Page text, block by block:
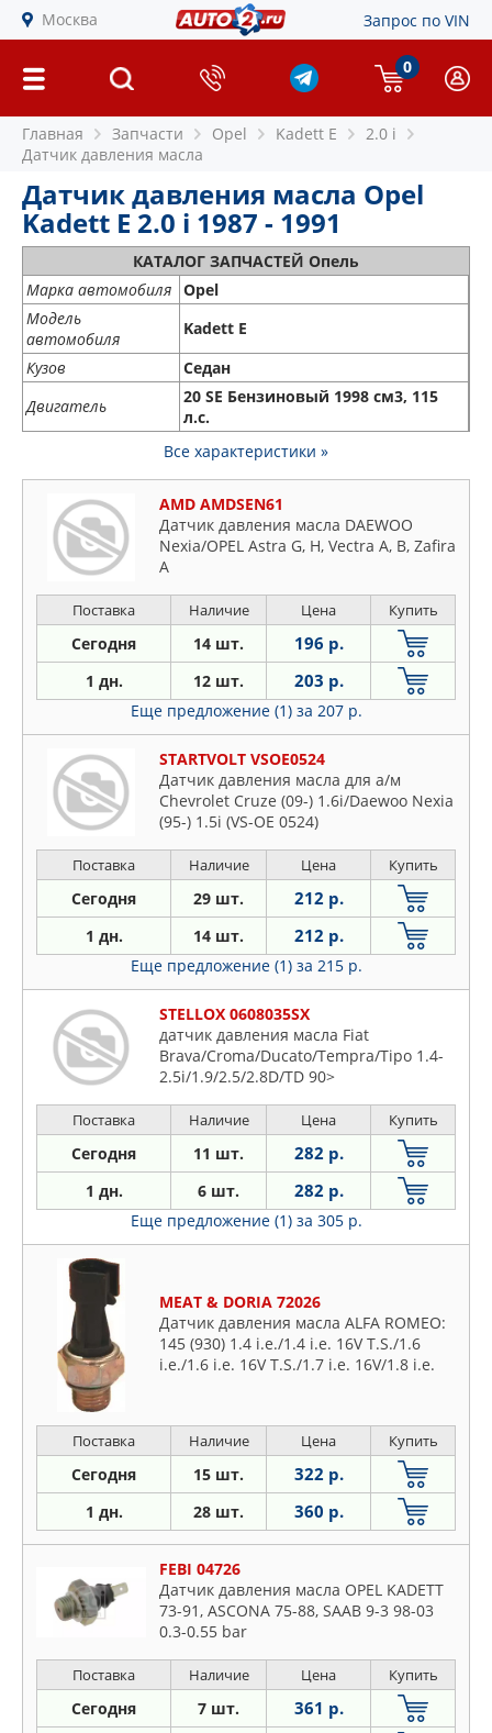
Москва Запрос по VIN
0
Главная Запчасти Opel Kadett E
2.0 i
Датчик давления масла
Датчик давления масла Opel
Kadett E 2.0 i 1987 - 1991
КАТАЛОГ ЗАПЧАСТЕЙ Опель
Марка автомобиля Opel
Модель
автомобиля
Kadett E
Кузов
Седан
Двигатель
20 SE Бензиновый 1998 см3, 115
л.с.
Все характеристики »
AMD AMDSEN61
Датчик давления масла DAEWOO
Nexia/OPEL Astra G, H, Vectra A, B, Zafira
A
Поставка Наличие Цена Купить
Сегодня 14 шт. 196 р.
1 дн. 12 шт. 203 р.
Еще предложение (1) за 207 р.
STARTVOLT VSOE0524
Датчик давления масла для а/м
Chevrolet Cruze (09-) 1.6i/Daewoo Nexia
(95-) 1.5i (VS-OE 0524)
Поставка Наличие Цена Купить
Сегодня 29 шт. 212 р.
1 дн. 14 шт. 212 р.
Еще предложение (1) за 215 р.
STELLOX 0608035SX
датчик давления масла Fiat
Brava/Croma/Ducato/Tempra/Tipo 1.4-
2.5i/1.9/2.5/2.8D/TD 90>
Поставка Наличие Цена Купить
Сегодня 11 шт. 282 р.
1 дн. 6 шт. 282 р.
Еще предложение (1) за 305 р.
MEAT & DORIA 72026
Датчик давления масла ALFA ROMEO:
145 (930) 1.4 i.e./1.4 i.e. 16V T.S./1.6
i.e./1.6 i.e. 16V T.S./1.7 i.e. 16V/1.8 i.e.
Поставка Наличие Цена Купить
Сегодня 15 шт. 322 р.
1 дн. 28 шт. 360 р.
FEBI 04726
Датчик давления масла OPEL KADETT
73-91, ASCONA 75-88, SAAB 9-3 98-03
0.3-0.55 bar
Поставка Наличие Цена Купить
Сегодня 7 шт. 361 р.